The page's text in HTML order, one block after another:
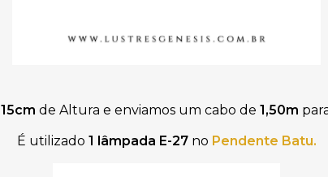
15cm de Altura e enviamos um cabo de 1,50m
É utilizado 1 lâmpada E-27no Pendente Batu.